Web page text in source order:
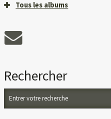
Tous les albums
Rechercher